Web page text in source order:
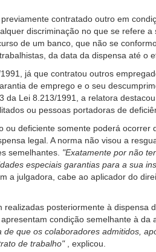
contratado outro em
discriminação no que se refere
de um banco, que não se
da data da dispensa até o
já que contratou outros
de emprego e o seu
Lei 8.213/1991, a relatora
ou pessoas portadoras de
deficiente somente poderá ocorrer
legal. A norma não visou a
semelhantes. "Exatamente por não
especiais garantias para a sua
a julgadora, cabe ao aplicador do
posteriormente à dispensa
condição semelhante à da
que os colaboradores admitidos,
de trabalho"
, explicou.